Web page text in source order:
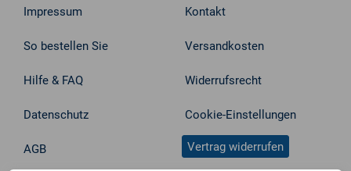
Impressum Kontakt
So bestellen Sie Versandkosten
Hilfe & FAQ Widerrufsrecht
Datenschutz Cookie-Einstellungen
AGB Vertrag widerrufen